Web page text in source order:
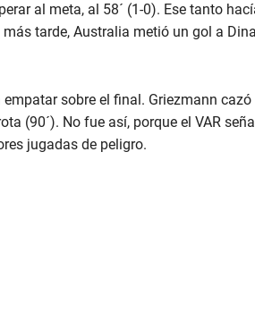
al meta, al 58´ (1-0). Ese tanto
tarde, Australia metió un gol a
sobre el final. Griezmann
(90´). No fue así, porque el VAR
jugadas de peligro.